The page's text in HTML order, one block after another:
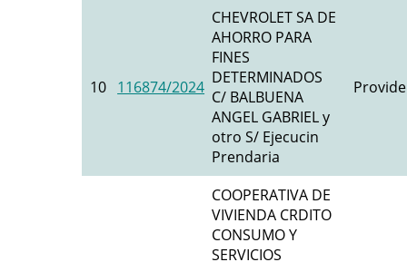
10 116874/2024
CHEVROLET SA DE
AHORRO PARA
FINES
DETERMINADOS
C/ BALBUENA
ANGEL GABRIEL y
otro S/ Ejecucin
Prendaria
COOPERATIVA DE
VIVIENDA CRDITO
CONSUMO Y
SERVICIOS